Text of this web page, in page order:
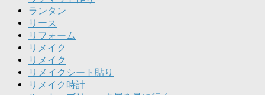
ランタン
リース
リフォーム
リメイク
リメイク
リメイクシート貼り
リメイク時計